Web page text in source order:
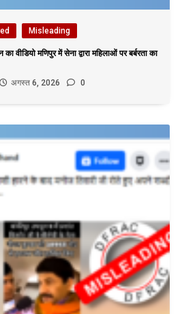
Misleading
वीडियो मणिपुर में सेना द्वारा महिलाओं पर बर्बरता का
अगस्त 6, 2026 0